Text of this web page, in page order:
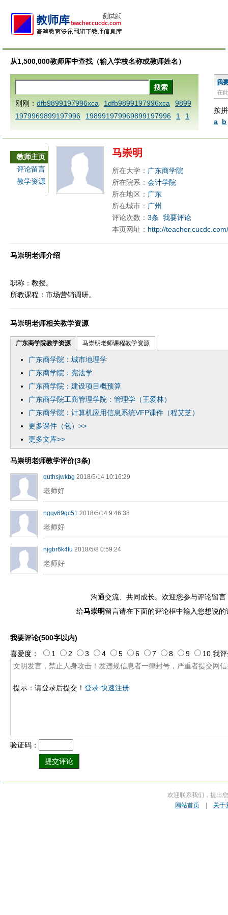
从1,500,000教师库中查找（输入学校名称或教师姓名）
我
在
按
a b
刚刚： dfb9899197996xca 1dfb9899197996xca
9899
1979969899197996
198991979969899197996 1
1
AAABBBCCCdefine blablaenddefine dfbxyzendtemplat
a
1dfbmath key98991 methodmultiply operand97996x
ca
1dfbsetx9899197996xxca 1dfbthisxca
1dfbxca12
3
1dfbzzzzzzzzbbbccccdddeeexcareplacezo
1printdf
b 9899197996 xca
AAABBBCCCdefine blablaenddefin
e dfbxyzendtemplate dfbCCCBBBAAA
dfb
dfb989919
dfbmath key98991 methodmulti
dfbsetx9899197996xxca
教师主页
评论留言
教学资源
马崇明
所在大学： 广东商学院
所在院系： 会计学院
所在地区： 广东
所在城市： 广州
评论次数： 3条 我要评论
本页网址： http://
马崇明老师介绍
职称：教授。
所教课程：市场营销调研。
马崇明老师相关教学资源
广东商学院教学资源 马崇明老师课程教学资源
广东商学院：城市地理学
广东商学院：宪法学
广东商学院：建设项目概预算
广东商学院工商管理学院：管理学（王爱林）
广东商学院：计算机应用信息系统VFP课件（程艾芝）
更多课件（包）>>
更多文库>>
马崇明老师教学评价(3条)
quthsjwkbg 2018/5/14 10:16:29
老师好
ngqv69gc51 2018/5/14 9:46:38
老师好
njgbr6k4fu 2018/5/8 0:59:24
老师好
沟通交流、共同成长。欢迎您参与评论留言
给马崇明留言请在下面的评论框中输入您想说的
我要评论(500字以内)
提示：请登录后提交！ 登录 快速注册
喜爱度： 1 2 3 4 5 6 7 8 9 10 我评
验证码：
欢迎联系我们，提出
网站首页| 关于